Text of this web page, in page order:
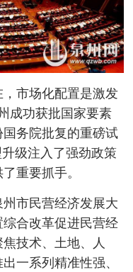
市场化配置是激发
成功获批国家要素
务院批复的重磅试
级注入了强劲政策
重要抓手。
市民营经济发展大
合改革促进民营经
技术、土地、人
一系列精准性强、